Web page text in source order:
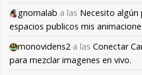
gnomalab a las Necesito algún
espacios publicos mis
monovidens2 a las Conectar
para mezclar imagenes en vivo.